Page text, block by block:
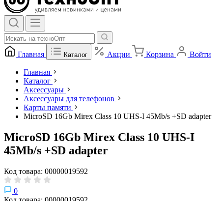
Главная Каталог Акции Корзина Войти
Главная
Каталог
Аксессуары
Аксессуары для телефонов
Карты памяти
MicroSD 16Gb Mirex Class 10 UHS-I 45Mb/s +SD adapter
MicroSD 16Gb Mirex Class 10 UHS-I
45Mb/s +SD adapter
Код товара: 00000019592
0